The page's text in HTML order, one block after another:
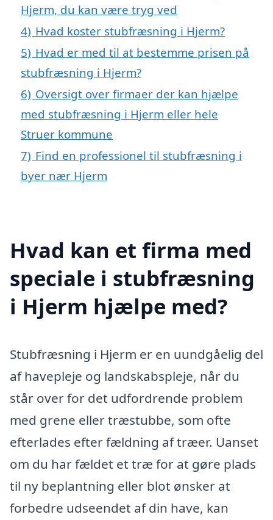
Hjerm, du kan være tryg ved
4) Hvad koster stubfræsning i Hjerm?
5) Hvad er med til at bestemme prisen på
stubfræsning i Hjerm?
6) Oversigt over firmaer der kan hjælpe
med stubfræsning i Hjerm eller hele
Struer kommune
7) Find en professionel til stubfræsning i
byer nær Hjerm
Hvad kan et firma med
speciale i stubfræsning
i Hjerm hjælpe med?
Stubfræsning i Hjerm er en uundgåelig del
af havepleje og landskabspleje, når du
står over for det udfordrende problem
med grene eller træstubbe, som ofte
efterlades efter fældning af træer. Uanset
om du har fældet et træ for at gøre plads
til ny beplantning eller blot ønsker at
forbedre udseendet af din have, kan